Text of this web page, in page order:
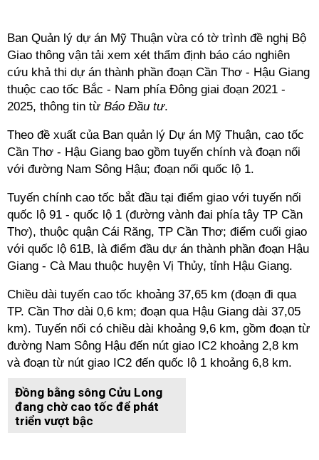
Ban Quản lý dự án Mỹ Thuận vừa có tờ trình đề nghị Bộ
Giao thông vận tải xem xét thẩm định báo cáo nghiên
cứu khả thi dự án thành phần đoạn Cần Thơ - Hậu Giang
thuộc cao tốc Bắc - Nam phía Đông giai đoạn 2021 -
2025, thông tin từ Báo Đầu tư.
Theo đề xuất của Ban quản lý Dự án Mỹ Thuận, cao tốc
Cần Thơ - Hậu Giang bao gồm tuyến chính và đoạn nối
với đường Nam Sông Hậu; đoạn nối quốc lộ 1.
Tuyến chính cao tốc bắt đầu tại điểm giao với tuyến nối
quốc lộ 91 - quốc lộ 1 (đường vành đai phía tây TP Cần
Thơ), thuộc quận Cái Răng, TP Cần Thơ; điểm cuối giao
với quốc lộ 61B, là điểm đầu dự án thành phần đoạn Hậu
Giang - Cà Mau thuộc huyện Vị Thủy, tỉnh Hậu Giang.
Chiều dài tuyến cao tốc khoảng 37,65 km (đoạn đi qua
TP. Cần Thơ dài 0,6 km; đoạn qua Hậu Giang dài 37,05
km). Tuyến nối có chiều dài khoảng 9,6 km, gồm đoạn từ
đường Nam Sông Hậu đến nút giao IC2 khoảng 2,8 km
và đoạn từ nút giao IC2 đến quốc lộ 1 khoảng 6,8 km.
Đồng bằng sông Cửu Long
đang chờ cao tốc để phát
triển vượt bậc